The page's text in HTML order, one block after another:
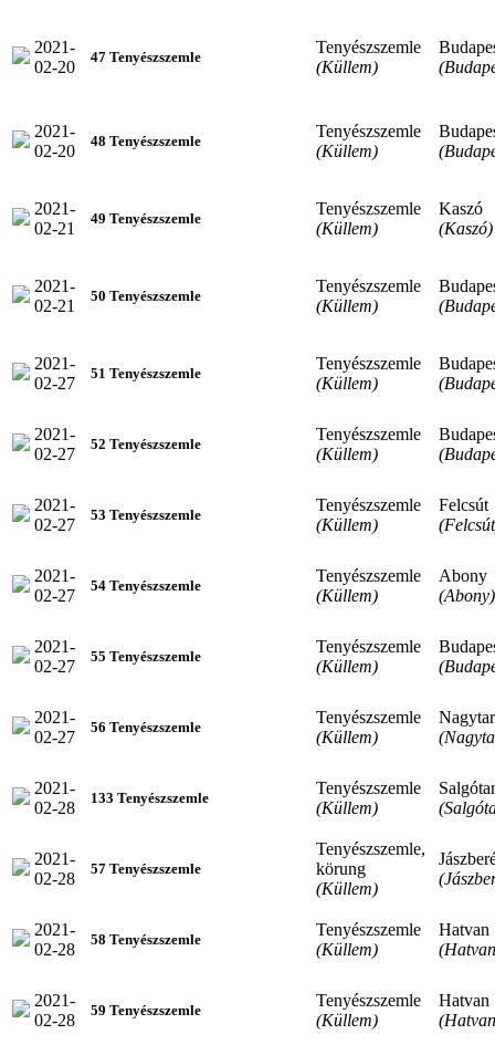
2021-
02-20
47 Tenyészszemle
Tenyészszemle
(Küllem)
2021-
02-20
48 Tenyészszemle
Tenyészszemle
(Küllem)
2021-
02-21
49 Tenyészszemle
Tenyészszemle
(Küllem)
Kaszó
(Kaszó)
2021-
02-21
50 Tenyészszemle
Tenyészszemle
(Küllem)
2021-
02-27
51 Tenyészszemle
Tenyészszemle
(Küllem)
2021-
02-27
52 Tenyészszemle
Tenyészszemle
(Küllem)
2021-
02-27
53 Tenyészszemle
Tenyészszemle
(Küllem)
Felcsút
2021-
02-27
54 Tenyészszemle
Tenyészszemle
(Küllem)
Abony
(Abony)
2021-
02-27
55 Tenyészszemle
Tenyészszemle
(Küllem)
2021-
02-27
56 Tenyészszemle
Tenyészszemle
(Küllem)
2021-
02-28
133 Tenyészszemle
Tenyészszemle
(Küllem)
2021-
02-28
57 Tenyészszemle
Tenyészszemle,
körung
(Küllem)
2021-
02-28
58 Tenyészszemle
Tenyészszemle
(Küllem)
Hatvan
2021-
02-28
59 Tenyészszemle
Tenyészszemle
(Küllem)
Hatvan